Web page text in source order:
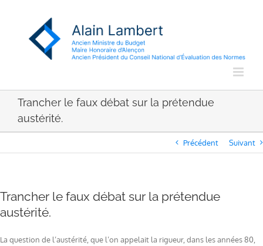
Trancher le faux débat sur la prétendue
austérité.
Précédent Suivant
Trancher le faux débat sur la prétendue
austérité.
La question de l’austérité, que l’on appelait la rigueur, dans les années 80,